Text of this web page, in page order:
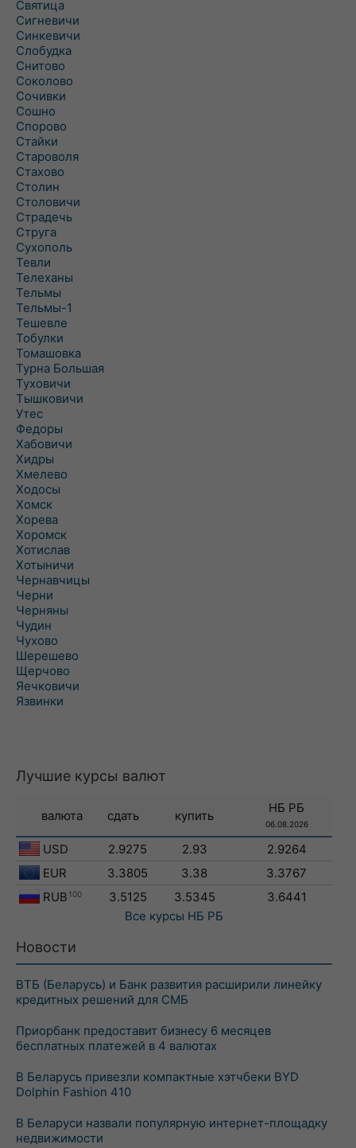
Святица
Сигневичи
Синкевичи
Слобудка
Снитово
Соколово
Сочивки
Сошно
Спорово
Стайки
Староволя
Стахово
Столин
Столовичи
Страдечь
Струга
Сухополь
Тевли
Телеханы
Тельмы
Тельмы-1
Тешевле
Тобулки
Томашовка
Турна Большая
Туховичи
Тышковичи
Утес
Федоры
Хабовичи
Хидры
Хмелево
Ходосы
Хомск
Хорева
Хоромск
Хотислав
Хотыничи
Чернавчицы
Черни
Черняны
Чудин
Чухово
Шерешево
Щерчово
Яечковичи
Язвинки
Лучшие курсы валют
валюта сдать купить
НБ РБ
06.08.2026
USD 2.9275 2.93
2.9264
EUR
3.3805 3.38
3.3767
RUB 100 3.5125 3.5345
3.6441
Все курсы НБ РБ
Новости
ВТБ (Беларусь) и Банк развития расширили линейку
кредитных решений для СМБ
Приорбанк предоставит бизнесу 6 месяцев
бесплатных платежей в 4 валютах
В Беларусь привезли компактные хэтчбеки BYD
Dolphin Fashion 410
В Беларуси назвали популярную интернет-площадку
недвижимости